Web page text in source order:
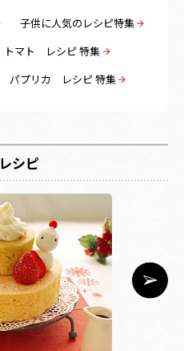
子供に人気のレシピ特集
トマト レシピ 特集
パプリカ レシピ 特集
シピ